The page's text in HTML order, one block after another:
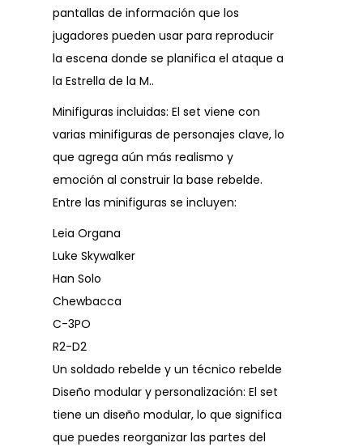
pantallas de información que los
jugadores pueden usar para reproducir
la escena donde se planifica el ataque a
la Estrella de la M..
Minifiguras incluidas: El set viene con
varias minifiguras de personajes clave, lo
que agrega aún más realismo y
emoción al construir la base rebelde.
Entre las minifiguras se incluyen:
Leia Organa
Luke Skywalker
Han Solo
Chewbacca
C-3PO
R2-D2
Un soldado rebelde y un técnico rebelde
Diseño modular y personalización: El set
tiene un diseño modular, lo que significa
que puedes reorganizar las partes del